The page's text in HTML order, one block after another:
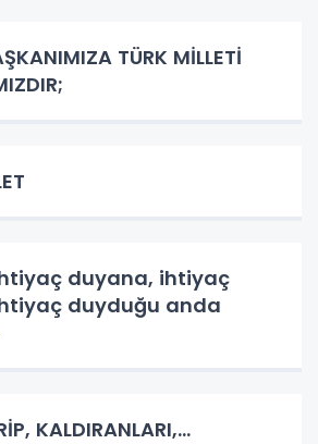
TÜRK MİLLETİ
duyana, ihtiyaç
duyduğu anda
KALDIRANLARI,...